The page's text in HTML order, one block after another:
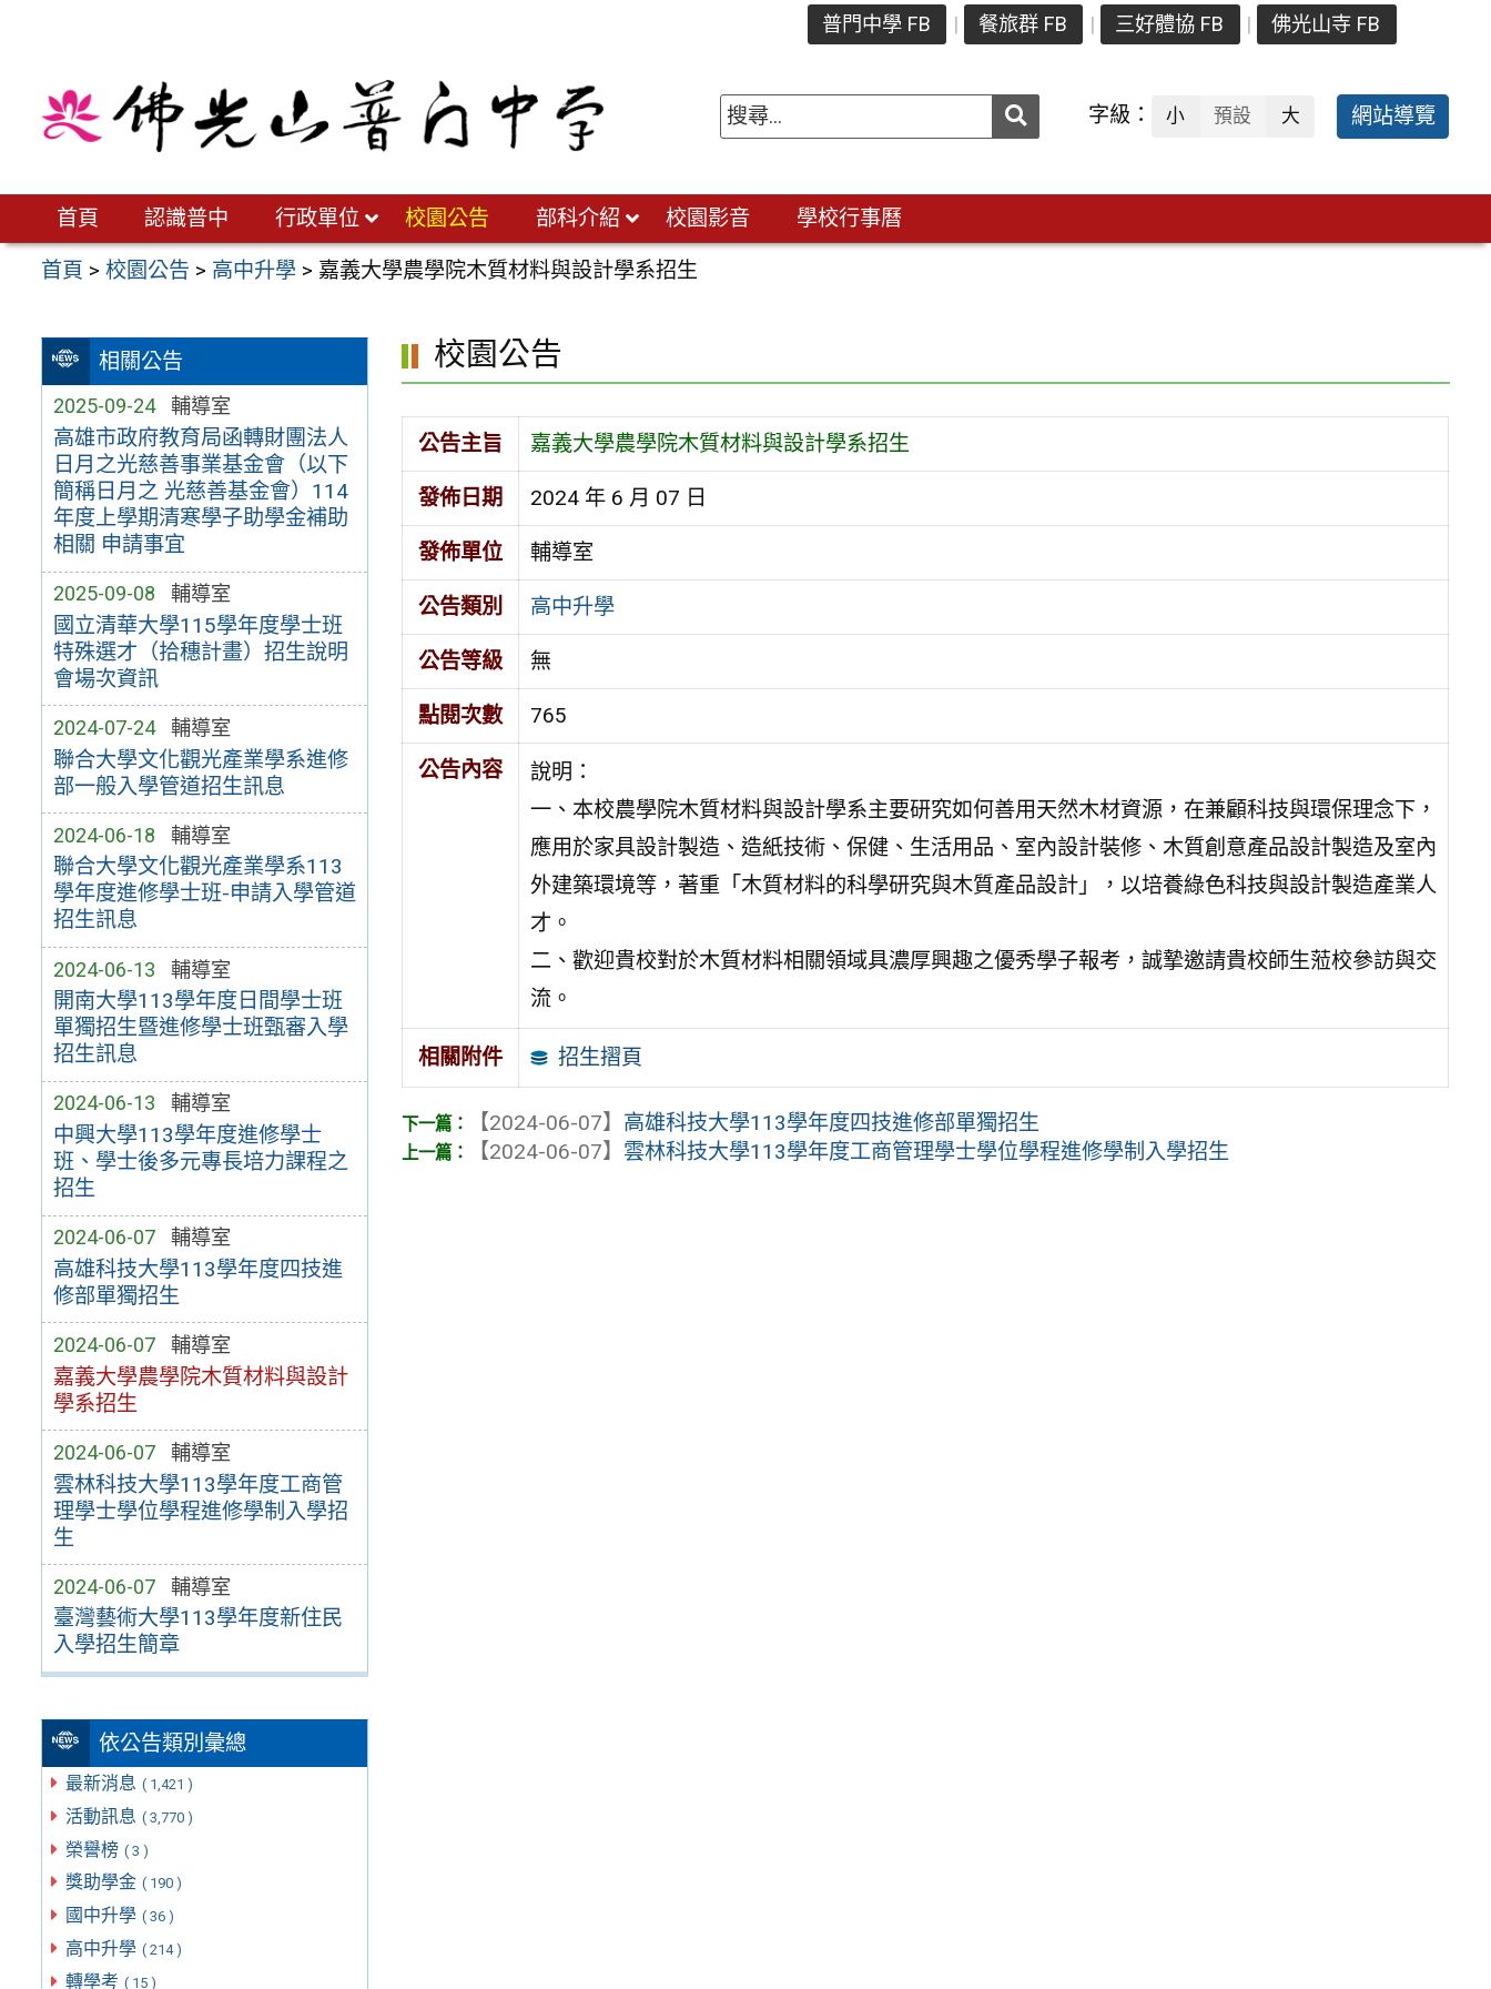
普門中學 FB 餐旅群 FB 三好體協 FB 佛光山寺 FB
送出 字級： 小 預設 大 網站導覽
首頁 認識普中 行政單位 校園公告 部科介紹 校園影音 學校行事曆
首頁 >校園公告 > 高中升學 > 嘉義大學農學院木質材料與設計學系招生
相關公告
2025-09-24 輔導室
高雄市政府教育局函轉財團法人
日月之光慈善事業基金會（以下
簡稱日月之 光慈善基金會）114
年度上學期清寒學子助學金補助
相關 申請事宜
2025-09-08 輔導室
國立清華大學115學年度學士班
特殊選才（拾穗計畫）招生說明
會場次資訊
2024-07-24 輔導室
聯合大學文化觀光產業學系進修
部一般入學管道招生訊息
2024-06-18 輔導室
聯合大學文化觀光產業學系113
學年度進修學士班-申請入學管道
招生訊息
2024-06-13 輔導室
開南大學113學年度日間學士班
單獨招生暨進修學士班甄審入學
招生訊息
2024-06-13 輔導室
中興大學113學年度進修學士
班、學士後多元專長培力課程之
招生
2024-06-07 輔導室
高雄科技大學113學年度四技進
修部單獨招生
2024-06-07 輔導室
嘉義大學農學院木質材料與設計
學系招生
2024-06-07 輔導室
雲林科技大學113學年度工商管
理學士學位學程進修學制入學招
生
2024-06-07 輔導室
臺灣藝術大學113學年度新住民
入學招生簡章
依公告類別彙總
最新消息 ( 1,421 )
活動訊息 ( 3,770 )
榮譽榜 ( 3 )
獎助學金 ( 190 )
國中升學 ( 36 )
高中升學 ( 214 )
轉學考 ( 15 )
校園公告
公告主旨 嘉義大學農學院木質材料與設計學系招生
發佈日期 2024 年 6 月 07 日
發佈單位 輔導室
公告類別 高中升學
公告等級 無
點閱次數 765
公告內容
說明：
一、本校農學院木質材料與設計學系主要研究如何善用天然木材資源，在兼顧科技與環保理念下，
應用於家具設計製造、造紙技術、保健、生活用品、室內設計裝修、木質創意產品設計製造及室內
外建築環境等，著重「木質材料的科學研究與木質產品設計」，以培養綠色科技與設計製造產業人
才。
二、歡迎貴校對於木質材料相關領域具濃厚興趣之優秀學子報考，誠摯邀請貴校師生蒞校參訪與交
流。
相關附件 招生摺頁
【2024-06-07】 高雄科技大學113學年度四技進修部單獨招生
【2024-06-07】 雲林科技大學113學年度工商管理學士學位學程進修學制入學招生